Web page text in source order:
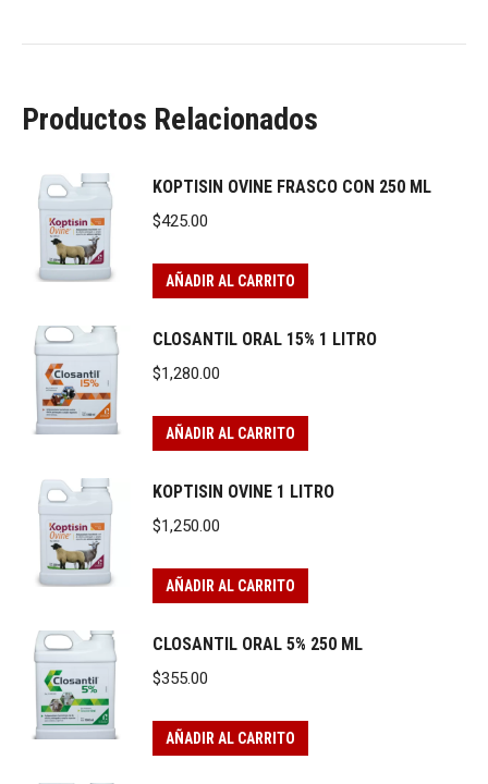
Productos Relacionados
KOPTISIN OVINE FRASCO CON 250 ML
$425.00
AÑADIR AL CARRITO
CLOSANTIL ORAL 15% 1 LITRO
$1,280.00
AÑADIR AL CARRITO
KOPTISIN OVINE 1 LITRO
$1,250.00
AÑADIR AL CARRITO
CLOSANTIL ORAL 5% 250 ML
$355.00
AÑADIR AL CARRITO